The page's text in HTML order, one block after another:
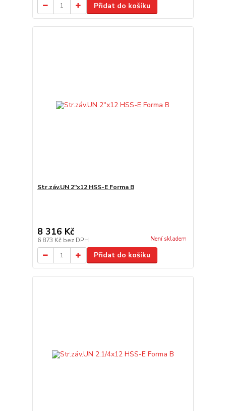
Přidat do košíku
Str.záv.UN 2"x12 HSS-E Forma B
8 316 Kč
6 873 Kč bez DPH Není skladem
Přidat do košíku